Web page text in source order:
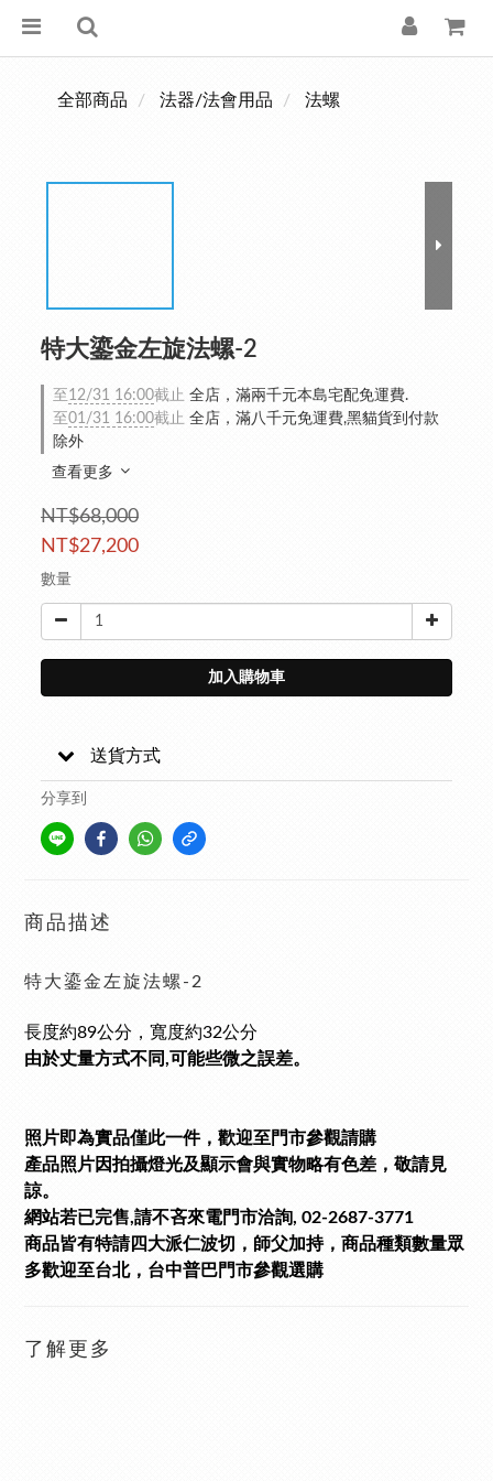
全部商品 法器/法會用品 法螺
特大鎏金左旋法螺-2
至 12/31 16:00截止 全店，滿兩千元本島宅配免運費.
至01/31 16:00截止 全店，滿八千元免運費,黑貓貨到付款
除外
查看更多
NT$68,000
NT$27,200
數量
加入購物車
送貨方式
分享到
商品描述
特大鎏金左旋法螺-2
長度約89公分，寬度約32公分
由於丈量方式不同,可能些微之誤差。
照片即為實品僅此一件，歡迎至門市參觀請購
產品照片因拍攝燈光及顯示會與實物略有色差，敬請見
諒。
網站若已完售,請不吝來電門市洽詢, 02-2687-3771
商品皆有特請四大派仁波切，師父加持，商品種類數量眾
多歡迎至台北， 台中普巴門市參觀選購
了解更多